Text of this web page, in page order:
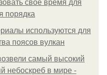
свое время для
порядка
используются для
поясов вулкан
самый высокий
небоскреб в мире -